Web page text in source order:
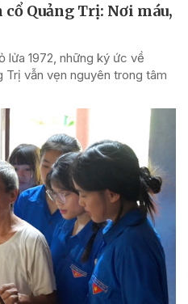
Quảng Trị: Nơi máu,
lửa 1972, những ký ức về
Trị vẫn vẹn nguyên trong tâm